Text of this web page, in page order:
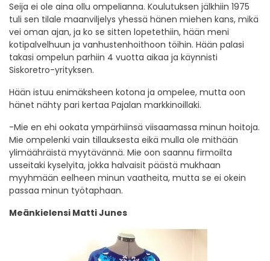
Seija ei ole aina ollu ompelianna. Koulutuksen jälkhiin 1975
tuli sen tilale maanviljelys yhessä hänen miehen kans, mikä
vei oman ajan, ja ko se sitten lopetethiin, hään meni
kotipalvelhuun ja vanhustenhoithoon töihin. Hään palasi
takasi ompelun parhiin 4 vuotta aikaa ja käynnisti
Siskoretro-yrityksen.
Hään istuu enimäksheen kotona ja ompelee, mutta oon
hänet nähty pari kertaa Pajalan markkinoillaki.
-Mie en ehi ookata ympärhiinsä viisaamassa minun hoitoja.
Mie ompelenki vain tillauksesta eikä mulla ole mithään
ylimäähräistä myytävännä. Mie oon saannu firmoilta
usseitaki kyselyita, jokka halvaisit päästä mukhaan
myyhmään eelheen minun vaatheita, mutta se ei okein
passaa minun työtaphaan.
Meänkielensi Matti Junes